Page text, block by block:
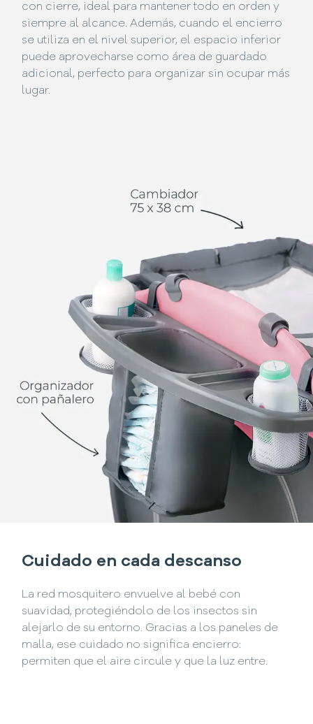
con cierre, ideal para mantener todo en orden y
siempre al alcance. Además, cuando el encierro
se utiliza en el nivel superior, el espacio inferior
puede aprovecharse como área de guardado
adicional, perfecto para organizar sin ocupar más
lugar.
Cuidado en cada descanso
La red mosquitero envuelve al bebé con
suavidad, protegiéndolo de los insectos sin
alejarlo de su entorno. Gracias a los paneles de
malla, ese cuidado no significa encierro:
permiten que el aire circule y que la luz entre.